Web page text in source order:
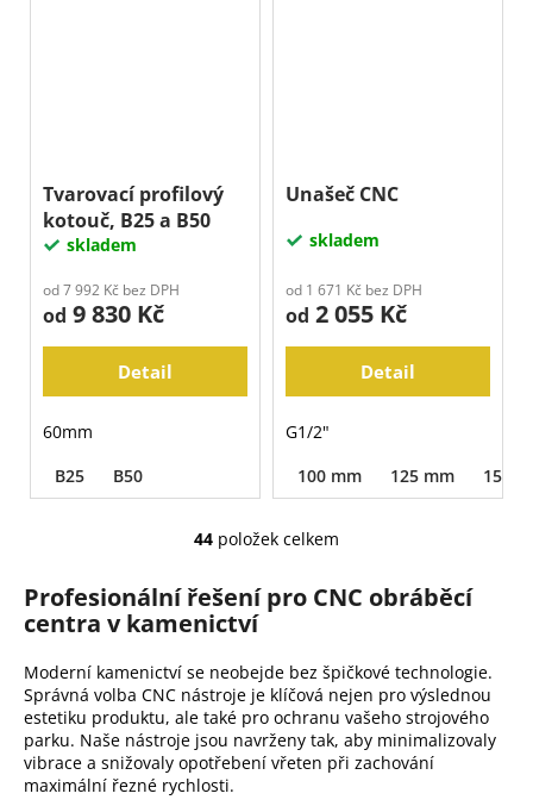
Tvarovací profilový
kotouč, B25 a B50
skladem
od 7 992 Kč bez DPH
od 9 830 Kč
Detail
60mm
B25
B50
Unašeč CNC
skladem
od 1 671 Kč bez DPH
od 2 055 Kč
Detail
G1/2"
100 mm
125 mm 150
O
l
a
c
í
p
44 položek celkem
Profesionální řešení pro CNC obráběcí
centra v kamenictví
Moderní kamenictví se neobejde bez špičkové technologie.
Správná volba CNC nástroje je klíčová nejen pro výslednou
estetiku produktu, ale také pro ochranu vašeho strojového
parku. Naše nástroje jsou navrženy tak, aby minimalizovaly
vibrace a snižovaly opotřebení vřeten při zachování
maximální řezné rychlosti.